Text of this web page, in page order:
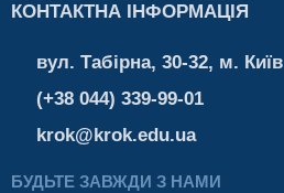
КОНТАКТНА ІНФОРМАЦІЯ
вул. Табірна, 30-32, м. Київ
(+38 044) 339-99-01
krok@krok.edu.ua
БУДЬТЕ ЗАВЖДИ З НАМИ